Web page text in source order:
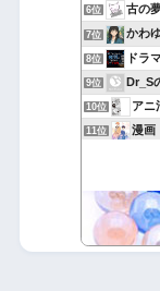
6位 古の
7位 かわ
8位 ドラ
9位 Dr_S
10位 アニ
11位 漫画
た
14位 バカ
15位 完全